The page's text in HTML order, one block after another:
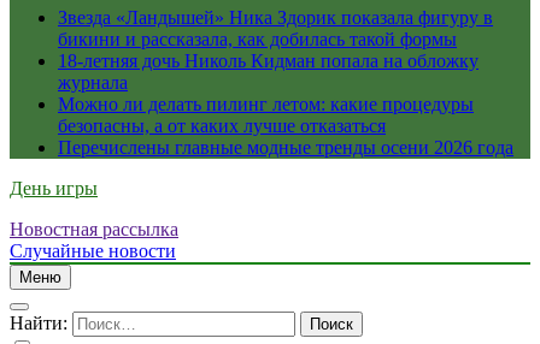
Звезда «Ландышей» Ника Здорик показала фигуру в
бикини и рассказала, как добилась такой формы
18-летняя дочь Николь Кидман попала на обложку
журнала
Можно ли делать пилинг летом: какие процедуры
безопасны, а от каких лучше отказаться
Перечислены главные модные тренды осени 2026 года
День игры
Новостная рассылка
Случайные новости
Меню
Найти: